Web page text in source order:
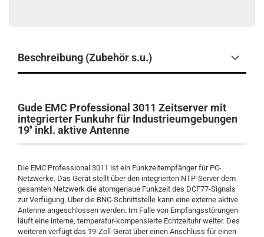
Beschreibung (Zubehör s.u.)
Gude EMC Professional 3011 Zeitserver mit
integrierter Funkuhr für Industrieumgebungen
19'' inkl. aktive Antenne
Die EMC Professional 3011 ist ein Funkzeitempfänger für PC-
Netzwerke. Das Gerät stellt über den integrierten NTP-Server dem
gesamten Netzwerk die atomgenaue Funkzeit des DCF77-Signals
zur Verfügung. Über die BNC-Schnittstelle kann eine externe aktive
Antenne angeschlossen werden. Im Falle von Empfangsstörungen
läuft eine interne, temperatur-kompensierte Echtzeituhr weiter. Des
weiteren verfügt das 19-Zoll-Gerät über einen Anschluss für einen